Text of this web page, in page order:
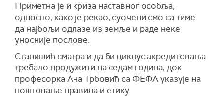
Приметна је и криза наставног особља,
односно, како је рекао, суочени смо са тиме
да најбољи одлазе из земље и раде неке
уносније послове.
Станишић сматра и да би циклус акредитовања
требало продужити на седам година, док
професорка Ана Трбовић са ФЕФА указује на
поштовање правила и етику.